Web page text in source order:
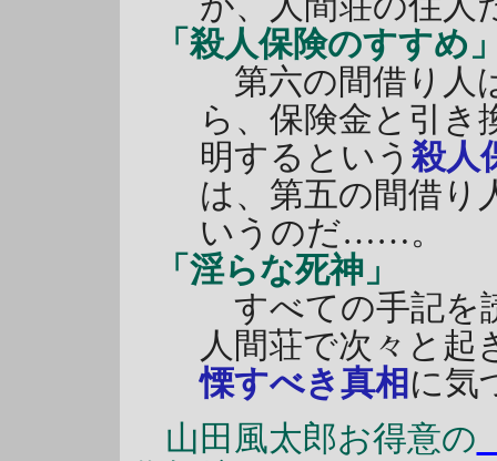
「殺人保険のすすめ
第六の間借り人
ら、保険金と引き
明するという 殺人
は、第五の間借り
いうのだ……。
「淫らな死神」
すべての手記を
人間荘で次々と起
慄すべき真相 に気
山田風太郎お得意の